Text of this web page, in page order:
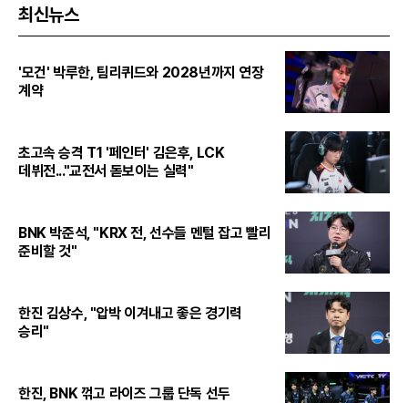
최신뉴스
'모건' 박루한, 팀리퀴드와 2028년까지 연장
계약
초고속 승격 T1 '페인터' 김은후, LCK
데뷔전..."교전서 돋보이는 실력"
BNK 박준석, "KRX 전, 선수들 멘털 잡고 빨리
준비할 것"
한진 김상수, "압박 이겨내고 좋은 경기력
승리"
한진, BNK 꺾고 라이즈 그룹 단독 선두